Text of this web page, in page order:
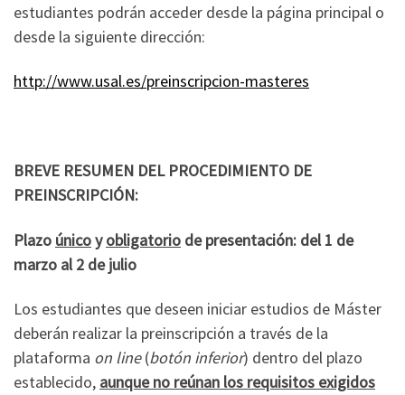
estudiantes podrán acceder desde la página principal o
desde la siguiente dirección:
http://www.usal.es/preinscripcion-masteres
BREVE RESUMEN DEL PROCEDIMIENTO DE
PREINSCRIPCIÓN:
Plazo únicoyobligatorio de presentación: del 1 de
marzo al 2 de julio
Los estudiantes que deseen iniciar estudios de Máster
deberán realizar la preinscripción a través de la
plataforma on line(botón inferior) dentro del plazo
establecido, aunque no reúnan los requisitos exigidos